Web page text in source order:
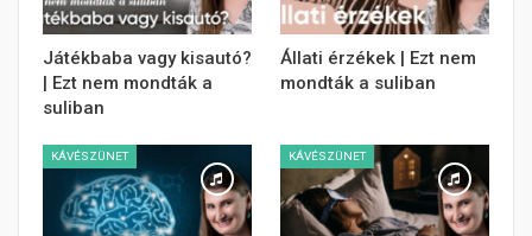
Játékbaba vagy kisautó?
| Ezt nem mondták a
suliban
Állati érzékek | Ezt nem
mondták a suliban
KÁVÉSZÜNET KÁVÉSZÜNET